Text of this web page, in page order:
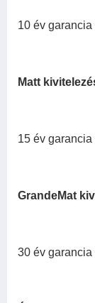
10 év
Matt
15 év
GrandeMat
30 év